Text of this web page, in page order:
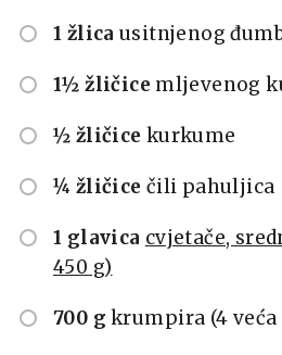
1 žlica usitnjenog
1½ žličice mljevenog
½ žličice kurkume
¼ žličice čili pahuljica
1 glavica cvjetače,
450 g)
700 g krumpira (4